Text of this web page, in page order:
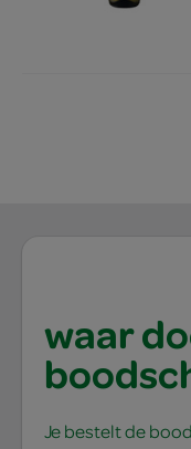
waar
Je bestelt de